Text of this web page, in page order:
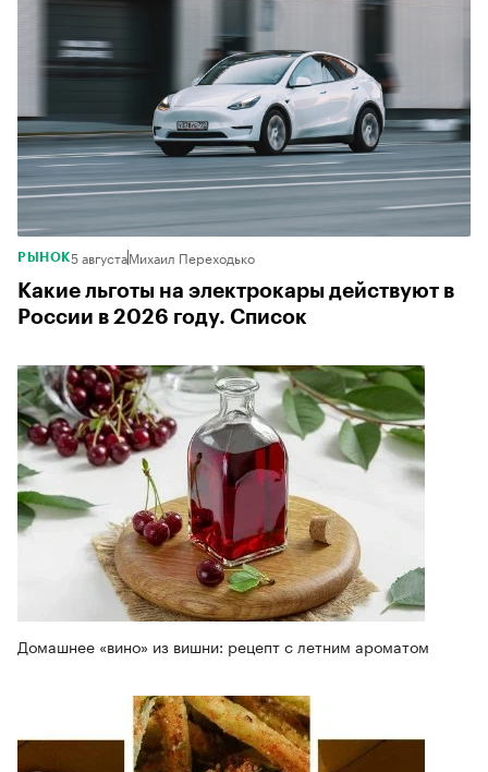
РЫНОК5 августаМихаил Переходько
Какие льготы на электрокары действуют в
России в 2026 году. Список
Домашнее «вино» из вишни: рецепт с летним ароматом